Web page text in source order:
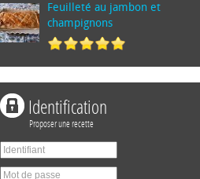
Feuilleté au jambon et
champignons
Identification
Proposer une recette